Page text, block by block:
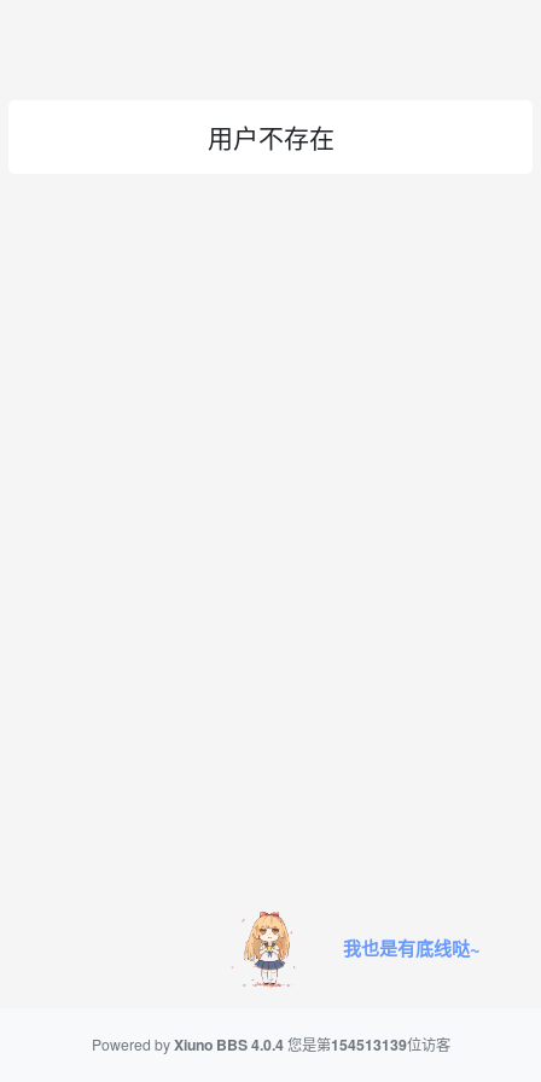
用户不存在
我也是有底线哒~
Powered byXiuno BBS4.0.4 您是第154513139位访客